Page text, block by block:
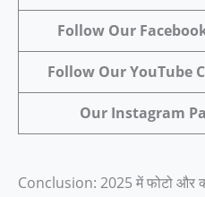
Follow Our
Follow Our YouTube
Our Instagram
Conclusion: 2025 में फोटो और